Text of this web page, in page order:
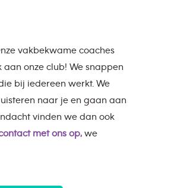
vakbekwame coaches
onze club! We snappen
bij iedereen werkt. We
naar je en gaan aan
vinden we dan ook
met ons op,we